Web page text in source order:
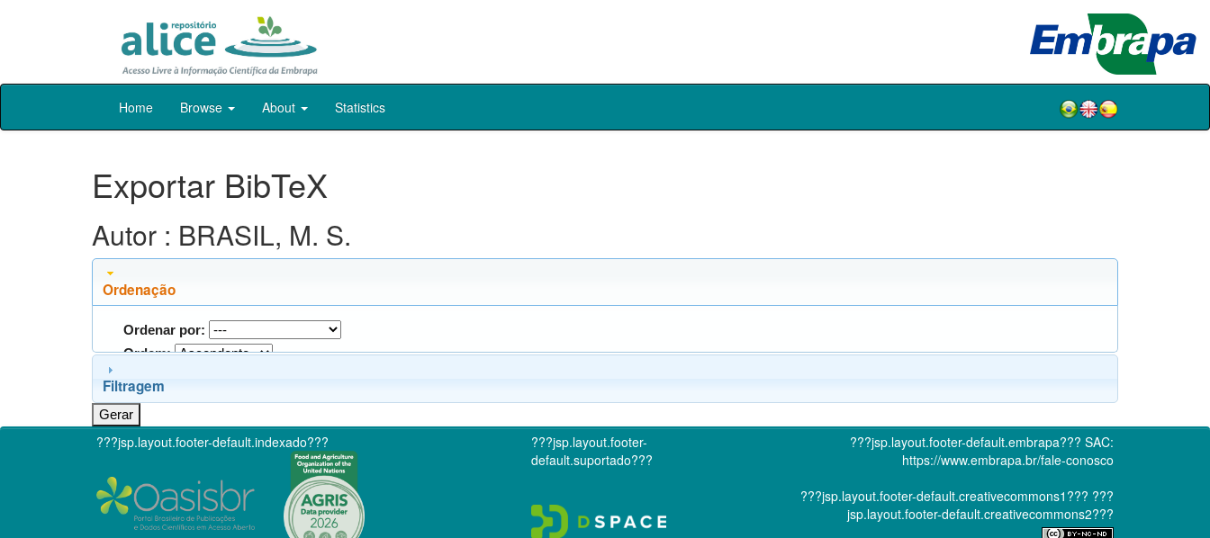
Skip
Home Browse About Statistics
Exportar BibTeX
Autor : BRASIL, M. S.
Ordenação
Ordenar por:
Ordem:
Filtragem
???jsp.layout.footer-default.indexado???
???jsp.layout.footer-
default.suportado???
???jsp.layout.footer-default.embrapa??? SAC:
https://www.embrapa.br/fale-conosco
???jsp.layout.footer-default.creativecommons1??? ???
jsp.layout.footer-default.creativecommons2???